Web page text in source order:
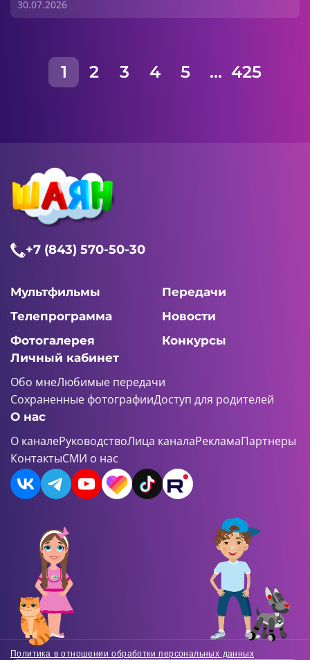
30.07.2026
1 2 3 4 5 ... 425
+7 (843) 570-50-30
Мультфильмы
Передачи
Телепрограмма
Новости
Фотогалерея
Конкурсы
Личный кабинет
Обо мнеЛюбимые передачи
Сохраненные фотографииДоступ для родителей
О нас
О каналеРуководствоЛица каналаРекламаПартнеры
КонтактыСМИ о нас
Политика в отношении обработки персональных данных